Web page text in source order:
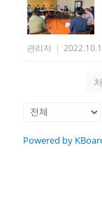
관리자 |
Powered by